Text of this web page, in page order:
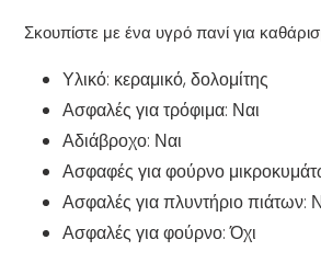
Σκουπίστε με ένα υγρό πανί για
Υλικό: κεραμικό, δολομίτης
Ασφαλές για τρόφιμα: Ναι
Αδιάβροχο: Ναι
Ασφαφές για φούρνο
Ασφαλές για πλυντήριο πιάτων:
Ασφαλές για φούρνο: Όχι